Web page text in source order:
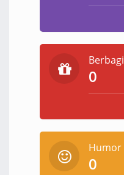
Berbagi
0
Humor
0